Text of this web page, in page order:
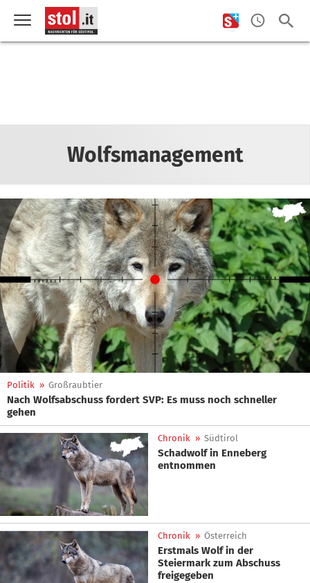
Wolfsmanagement
Politik » Großraubtier
Nach Wolfsabschuss fordert SVP: Es muss noch schneller
gehen
Chronik » Südtirol
Schadwolf in Enneberg
entnommen
Chronik » Österreich
Erstmals Wolf in der
Steiermark zum Abschuss
freigegeben